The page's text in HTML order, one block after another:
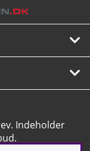
Indeholder